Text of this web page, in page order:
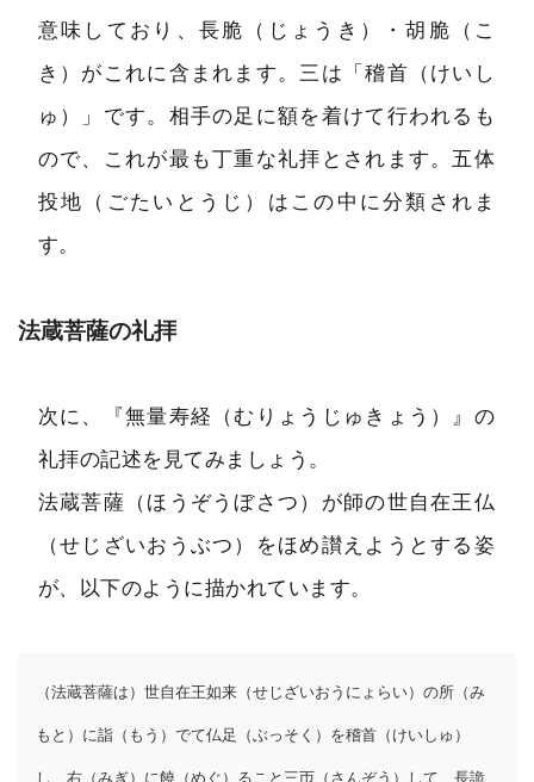
意味しており、長脆（じょうき）・胡脆（こ
き）がこれに含まれます。三は「稽首（けいし
ゅ）」です。相手の足に額を着けて行われるも
ので、これが最も丁重な礼拝とされます。五体
投地（ごたいとうじ）はこの中に分類されま
す。
法蔵菩薩の礼拝
次に、『無量寿経（むりょうじゅきょう）』の
礼拝の記述を見てみましょう。
法蔵菩薩（ほうぞうぼさつ）が師の世自在王仏
（せじざいおうぶつ）をほめ讃えようとする姿
が、以下のように描かれています。
（法蔵菩薩は）世自在王如来（せじざいおうにょらい）の所（み
もと）に詣（もう）でて仏足（ぶっそく）を稽首（けいしゅ）
し、右（みぎ）に饒（めぐ）ること三帀（さんぞう）して、長詭